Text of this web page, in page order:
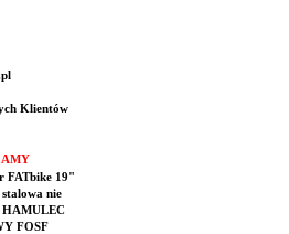
Klientów
FATbike 19"
nie
HAMULEC
FOSF